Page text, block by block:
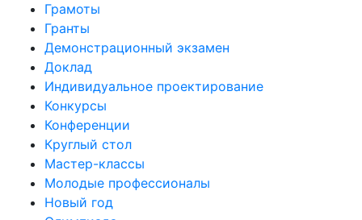
Грамоты
Гранты
Демонстрационный экзамен
Доклад
Индивидуальное проектирование
Конкурсы
Конференции
Круглый стол
Мастер-классы
Молодые профессионалы
Новый год